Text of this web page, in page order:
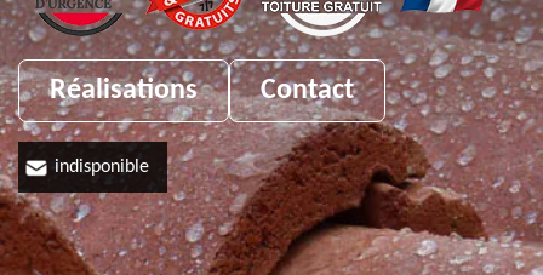
Réalisations Contact
indisponible